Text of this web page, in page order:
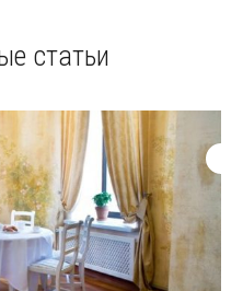
статьи